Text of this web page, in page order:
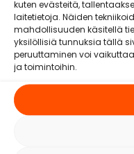
kuten evästeitä,
laitetietoja. Näiden
mahdollisuuden käsitellä
yksilöllisiä tunnuksia tällä
peruuttaminen voi
ja toimintoihin.
Oivaraportit
Brändit
Vastuullisuus
Meistä